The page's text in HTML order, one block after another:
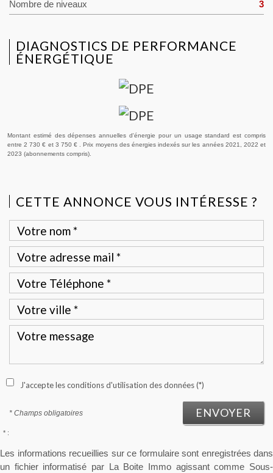
Nombre de niveaux 3
DIAGNOSTICS DE PERFORMANCE
ÉNERGÉTIQUE
Montant estimé des dépenses annuelles d'énergie pour un usage standard est compris
entre 2 730 € et 3 750 € . Prix moyens des énergies indexés sur les années 2021, 2022 et
2023 (abonnements compris).
CETTE ANNONCE VOUS INTÉRESSE ?
J'accepte les conditions d'utilisation des données (*)
* Champs obligatoires ENVOYER
* :
Les informations recueillies sur ce formulaire sont enregistrées dans
un fichier informatisé par La Boite Immo agissant comme Sous-